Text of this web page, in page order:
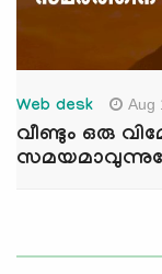
Web desk Aug
വീണ്ടും ഒരു